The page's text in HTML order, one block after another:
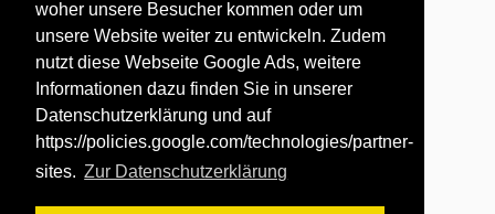
woher unsere Besucher kommen oder um
unsere Website weiter zu entwickeln. Zudem
nutzt diese Webseite Google Ads, weitere
Informationen dazu finden Sie in unserer
Datenschutzerklärung und auf
https://policies.google.com/technologies/partner-
sites. Zur Datenschutzerklärung